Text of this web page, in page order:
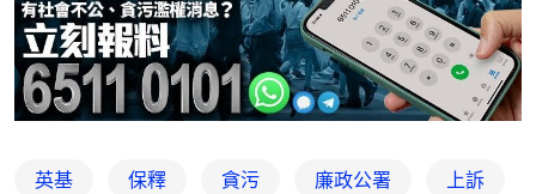
英基 保釋 貪污 廉政公署 上訴